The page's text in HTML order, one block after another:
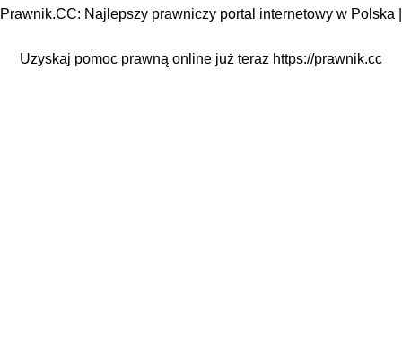
Prawnik.CC: Najlepszy prawniczy portal internetowy w Polska |
Uzyskaj pomoc prawną online już teraz https://prawnik.cc